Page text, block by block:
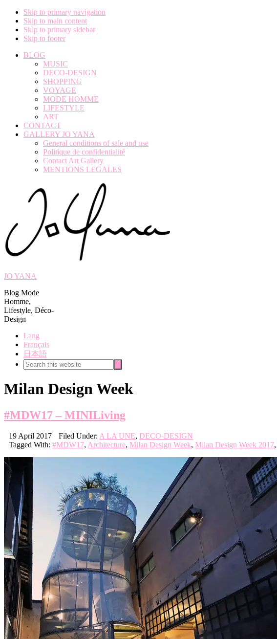
Skip to primary navigation
Skip to main content
Skip to primary sidebar
Skip to footer
BLOG
MUSIC
DECO-DESIGN
SHOPPING
VOYAGE
MODE HOMME
LIFESTYLE
ART
CONTACT
GALLERY JO YANA
General conditions of sale and use
Politique de confidentialité
Contact Art Gallery
MENTIONS LEGALES
JO YANA
Blog Mode
Homme,
Lifestyle, Déco-
Design
Lang
Français
日本語
Search
this
Milan Design Week
#MDW17 – MINILiving
19 April 2017 Filed Under: A LA UNE, DECO-DESIGN
Tagged With: #MDW17, Architecture, Milan Design Week, Milan Design Week 2017,